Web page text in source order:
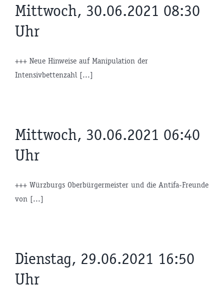
Mittwoch, 30.06.2021 08:30
Uhr
+++ Neue Hinweise auf Manipulation der
Intensivbettenzahl [...]
Mittwoch, 30.06.2021 06:40
Uhr
+++ Würzburgs Oberbürgermeister und die Antifa-Freunde
von [...]
Dienstag, 29.06.2021 16:50
Uhr